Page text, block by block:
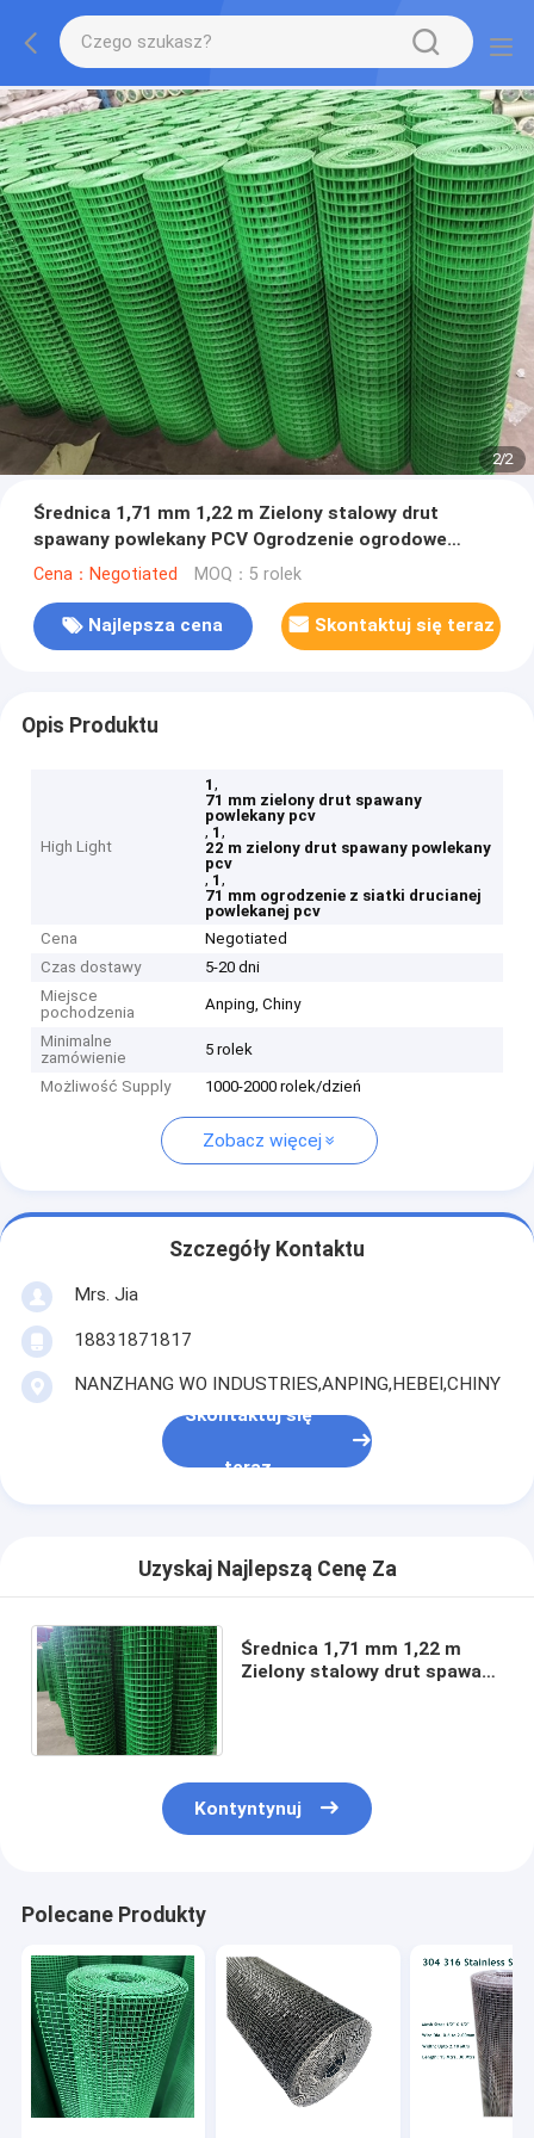
2/2
Średnica 1,71 mm 1,22 m Zielony stalowy drut
spawany powlekany PCV Ogrodzenie ogrodowe
walcowane
Cena：Negotiated MOQ：5 rolek
Najlepsza cena Skontaktuj się teraz
Opis Produktu
High Light
1,
71 mm zielony drut spawany
powlekany pcv
, 1,
22 m zielony drut spawany powlekany
pcv
, 1,
71 mm ogrodzenie z siatki drucianej
powlekanej pcv
Cena
Negotiated
Czas dostawy
5-20 dni
Miejsce
pochodzenia
Anping, Chiny
Minimalne
zamówienie
5 rolek
Możliwość Supply 1000-2000 rolek/dzień
Zobacz więcej
Szczegóły Kontaktu
Mrs. Jia
18831871817
NANZHANG WO INDUSTRIES,ANPING,HEBEI,CHINY
Skontaktuj się
teraz
Uzyskaj Najlepszą Cenę Za
Średnica 1,71 mm 1,22 m
Zielony stalowy drut spawany
Kontyntynuj
Polecane Produkty